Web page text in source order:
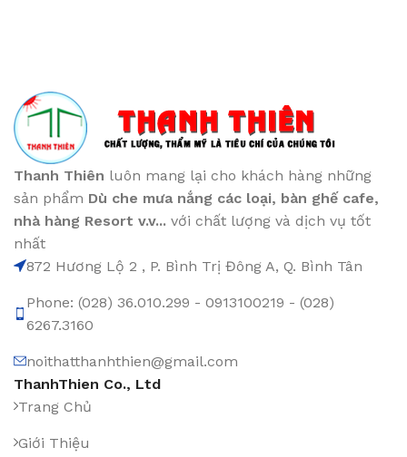
Thanh Thiên luôn mang lại cho khách hàng những
sản phẩm Dù che mưa nắng các loại, bàn ghế cafe,
nhà hàng Resort v.v... với chất lượng và dịch vụ tốt
nhất
872 Hương Lộ 2 , P. Bình Trị Đông A, Q. Bình Tân
Phone: (028) 36.010.299 - 0913100219 - (028)
6267.3160
noithatthanhthien@gmail.com
ThanhThien Co., Ltd
Trang Chủ
Giới Thiệu